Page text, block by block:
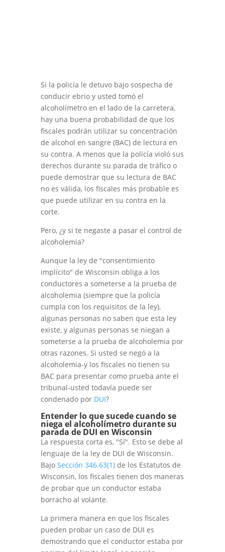
Si la policía le detuvo bajo sospecha de
conducir ebrio y usted tomó el
alcoholímetro en el lado de la carretera,
hay una buena probabilidad de que los
fiscales podrán utilizar su concentración
de alcohol en sangre (BAC) de lectura en
su contra. A menos que la policía violó sus
derechos durante su parada de tráfico o
puede demostrar que su lectura de BAC
no es válida, los fiscales más probable es
que puede utilizar en su contra en la
corte.
Pero, ¿y si te negaste a pasar el control de
alcoholemia?
Aunque la ley de "consentimiento
implícito" de Wisconsin obliga a los
conductores a someterse a la prueba de
alcoholemia (siempre que la policía
cumpla con los requisitos de la ley),
algunas personas no saben que esta ley
existe, y algunas personas se niegan a
someterse a la prueba de alcoholemia por
otras razones. Si usted se negó a la
alcoholemia-y los fiscales no tienen su
BAC para presentar como prueba ante el
tribunal-usted todavía puede ser
condenado por DUI?
Entender lo que sucede cuando se
niega el alcoholímetro durante su
parada de DUI en Wisconsin
La respuesta corta es, "Sí". Esto se debe al
lenguaje de la ley de DUI de Wisconsin.
Bajo Sección 346.63(1)de los Estatutos de
Wisconsin, los fiscales tienen dos maneras
de probar que un conductor estaba
borracho al volante.
La primera manera en que los fiscales
pueden probar un caso de DUI es
demostrando que el conductor estaba por